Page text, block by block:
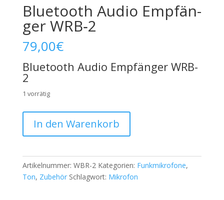
Blue­tooth Audio Emp­fän­
ger WRB‑2
79,00€
Bluetooth Audio Empfänger WRB-
2
1 vorrätig
Audio
2
Menge
In den Warenkorb
Artikelnummer: WBR-2 Kategorien: Funkmikrofone,
Ton, Zubehör Schlagwort: Mikrofon